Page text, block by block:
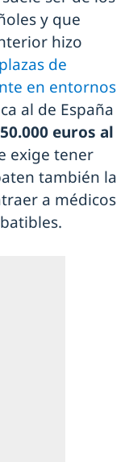
y que
hizo
de
en entornos
al de España
euros al
exige tener
también la
a médicos